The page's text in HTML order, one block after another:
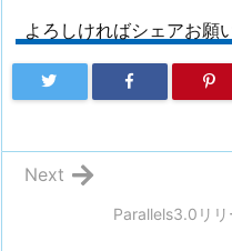
よろしければシェアお願
Parallels3.0リリ
Next